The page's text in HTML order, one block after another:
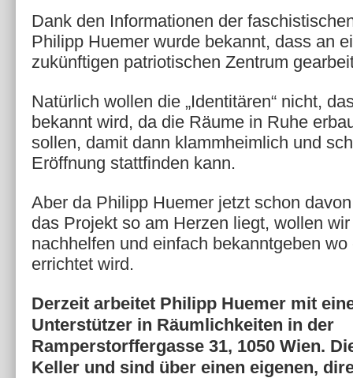
Dank den Informationen der
Philipp Huemer wurde bekannt, dass an
zukünftigen patriotischen Zentrum
Natürlich wollen die „Identitären“ nicht,
bekannt wird, da die Räume in Ruhe
sollen, damit dann klammheimlich und
Eröffnung stattfinden kann.
Aber da Philipp Huemer jetzt schon
das Projekt so am Herzen liegt, wollen
nachhelfen und einfach bekanntgeben wo
errichtet wird.
Derzeit arbeitet Philipp Huemer mit
Unterstützer in Räumlichkeiten in der
Ramperstorffergasse 31, 1050 Wien.
Keller und sind über einen eigenen,